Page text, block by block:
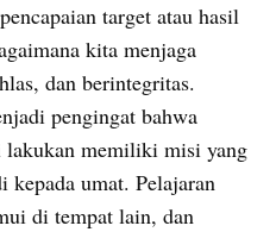
target atau hasil
kita menjaga
dan berintegritas.
pengingat bahwa
lakukan memiliki misi yang
kepada umat. Pelajaran
di tempat lain, dan